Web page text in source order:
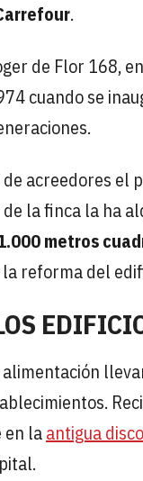
.
de Flor 168,
cuando se
acreedores el
la finca la ha
metros
reforma del
en laantigua